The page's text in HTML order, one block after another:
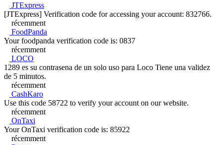
JTExpress
[JTExpress] Verification code for accessing your account: 832766.
récemment
FoodPanda
Your foodpanda verification code is: 0837
récemment
LOCO
1289 es su contrasena de un solo uso para Loco Tiene una validez
de 5 minutos.
récemment
CashKaro
Use this code 58722 to verify your account on our website.
récemment
OnTaxi
Your OnTaxi verification code is: 85922
récemment